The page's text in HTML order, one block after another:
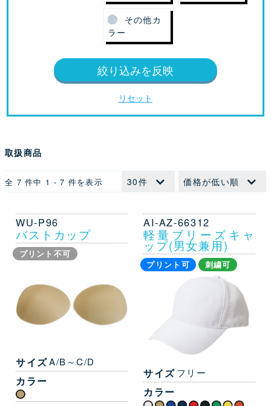
その他カ
ラー
絞り込みを反映
リセット
取扱商品
全 7 件中 1 - 7 件を表示
WU-P96
バストカップ
プリント不可
サイズA/B～C/D
カラー
AI-AZ-66312
軽量ブリーズキャ
ップ(男女兼用)
プリント可 刺繍可
サイズフリー
カラー